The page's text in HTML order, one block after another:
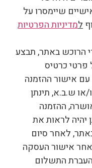
שיימסרו על
למדיניות הפרטיות
הרוכש באתר, תבצע
כרטיס
אישור ההזמנה
או ש.ב.א, תינתן
ההזמנה
יהיה לראות את
לאחר סיום
אישור העסקה
התשלום